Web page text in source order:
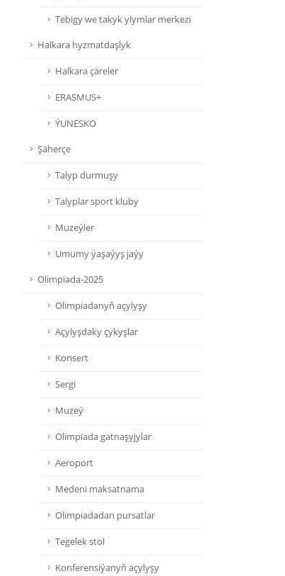
Tebigy we takyk ylymlar merkezi
Halkara hyzmatdaşlyk
Halkara çäreler
ERASMUS+
ÝUNESKO
Şäherçe
Talyp durmuşy
Talyplar sport kluby
Muzeýler
Umumy ýaşaýyş jaýy
Olimpiada-2025
Olimpiadanyň açylyşy
Açylyşdaky çykyşlar
Konsert
Sergi
Muzeý
Olimpiada gatnaşyjylar
Aeroport
Medeni maksatnama
Olimpiadadan pursatlar
Tegelek stol
Konferensiýanyň açylyşy